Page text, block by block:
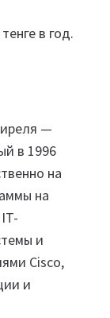
в год.
—
в 1996
на
на
и
Cisco,
и